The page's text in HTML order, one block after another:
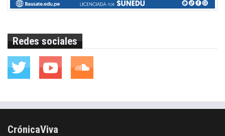
Redes sociales
CrónicaViva